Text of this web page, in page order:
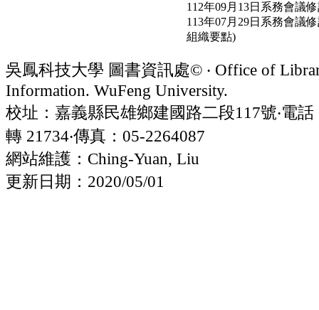
112年09月13日系務會議
113年07月29日系務會議
組織要點)
吳鳳科技大學 圖書資訊處© ‧ Office of
Information. WuFeng University.
校址：嘉義縣民雄鄉建國路二段117號‧電話
轉 21734‧傳真：05-2264087
網站維護：Ching-Yuan, Liu
更新日期：2020/05/01